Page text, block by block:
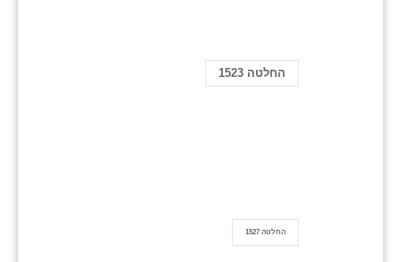
החלטה 1523
החלטה 1527